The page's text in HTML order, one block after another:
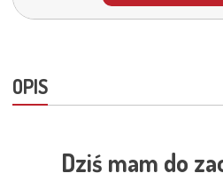
OPIS
Dziś mam do